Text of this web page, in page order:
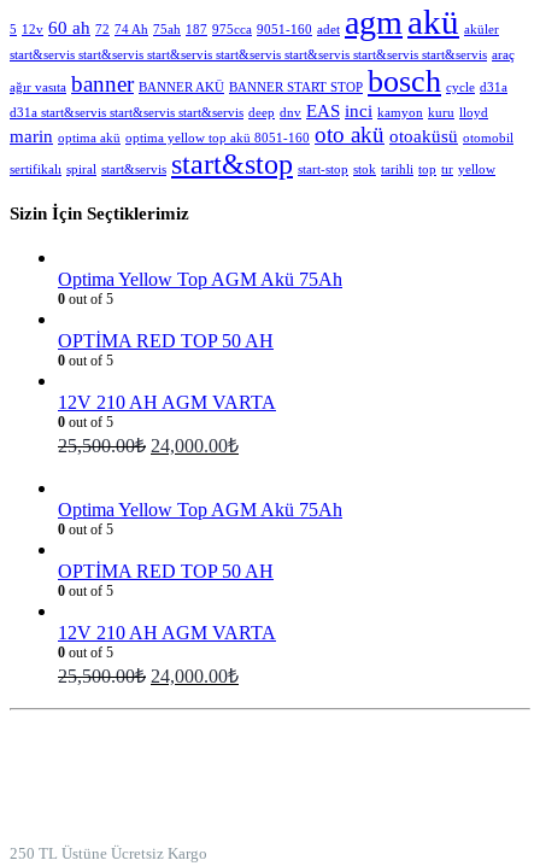
5 12v 60 ah 72 74 Ah 75ah 187 975cca 9051-160 adet agm akü aküler
start&servis start&servis start&servis start&servis start&servis start&servis start&servis araç
ağır vasıta banner BANNER AKÜ BANNER START STOP bosch cycle d31a
d31a start&servis start&servis start&servis deep dnv EAS inci kamyon kuru lloyd
marin optima akü optima yellow top akü 8051-160 oto akü otoaküsü otomobil
sertifikalı spiral start&servis start&stop start-stop stok tarihli top tır yellow
Sizin İçin Seçtiklerimiz
Optima Yellow Top AGM Akü 75Ah
0 out of 5
OPTİMA RED TOP 50 AH
0 out of 5
12V 210 AH AGM VARTA
0 out of 5
25,500.00₺ 24,000.00₺
Optima Yellow Top AGM Akü 75Ah
0 out of 5
OPTİMA RED TOP 50 AH
0 out of 5
12V 210 AH AGM VARTA
0 out of 5
25,500.00₺ 24,000.00₺
250 TL Üstüne Ücretsiz Kargo